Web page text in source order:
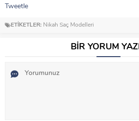
Tweetle
ETİKETLER: Nikah Saç Modelleri
BİR YORUM